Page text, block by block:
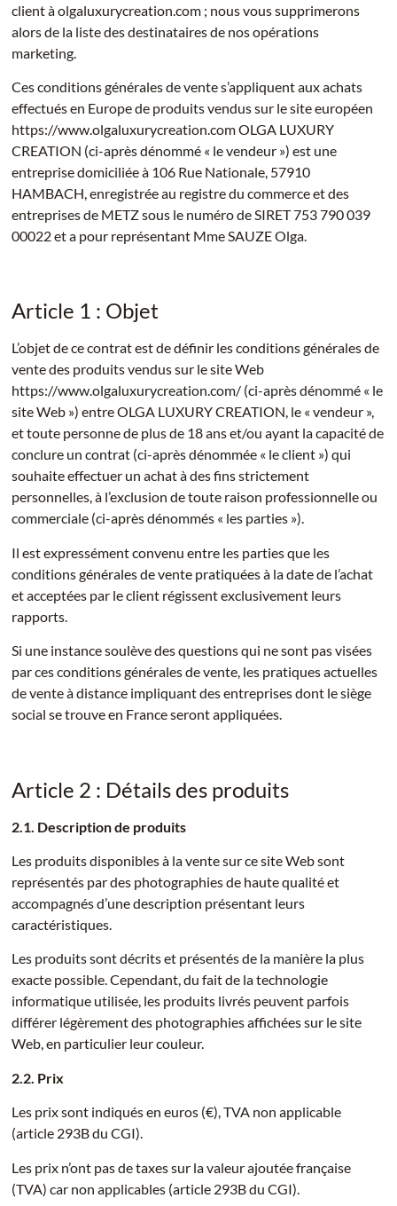
client à olgaluxurycreation.com ; nous vous supprimerons
alors de la liste des destinataires de nos opérations
marketing.
Ces conditions générales de vente s’appliquent aux achats
effectués en Europe de produits vendus sur le site européen
https://www.olgaluxurycreation.com OLGA LUXURY
CREATION (ci-après dénommé « le vendeur ») est une
entreprise domiciliée à 106 Rue Nationale, 57910
HAMBACH, enregistrée au registre du commerce et des
entreprises de METZ sous le numéro de SIRET 753 790 039
00022 et a pour représentant Mme SAUZE Olga.
Article 1 : Objet
L’objet de ce contrat est de définir les conditions générales de
vente des produits vendus sur le site Web
https://www.olgaluxurycreation.com/ (ci-après dénommé « le
site Web ») entre OLGA LUXURY CREATION, le « vendeur »,
et toute personne de plus de 18 ans et/ou ayant la capacité de
conclure un contrat (ci-après dénommée « le client ») qui
souhaite effectuer un achat à des fins strictement
personnelles, à l’exclusion de toute raison professionnelle ou
commerciale (ci-après dénommés « les parties »).
Il est expressément convenu entre les parties que les
conditions générales de vente pratiquées à la date de l’achat
et acceptées par le client régissent exclusivement leurs
rapports.
Si une instance soulève des questions qui ne sont pas visées
par ces conditions générales de vente, les pratiques actuelles
de vente à distance impliquant des entreprises dont le siège
social se trouve en France seront appliquées.
Article 2 : Détails des produits
2.1. Description de produits
Les produits disponibles à la vente sur ce site Web sont
représentés par des photographies de haute qualité et
accompagnés d’une description présentant leurs
caractéristiques.
Les produits sont décrits et présentés de la manière la plus
exacte possible. Cependant, du fait de la technologie
informatique utilisée, les produits livrés peuvent parfois
différer légèrement des photographies affichées sur le site
Web, en particulier leur couleur.
2.2. Prix
Les prix sont indiqués en euros (€), TVA non applicable
(article 293B du CGI).
Les prix n’ont pas de taxes sur la valeur ajoutée française
(TVA) car non applicables (article 293B du CGI).